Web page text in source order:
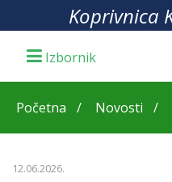
Koprivnica
Početna Novosti
12.06.2026.